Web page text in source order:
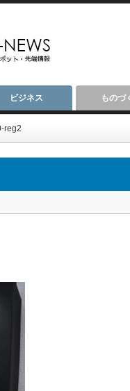
ビジネス ものづ
reg2